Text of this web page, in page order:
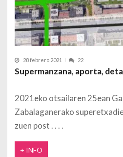
28 febrero 2021 22
Supermanzana, aporta,
2021eko otsailaren 25ean
Zabalaganerako
zuen post
+ INFO